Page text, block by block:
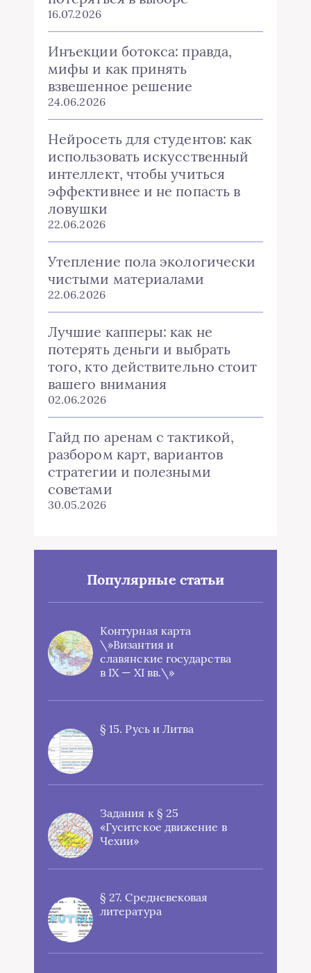
16.07.2026
Инъекции ботокса: правда,
мифы и как принять
взвешенное решение
24.06.2026
Нейросеть для студентов: как
использовать искусственный
интеллект, чтобы учиться
эффективнее и не попасть в
ловушки
22.06.2026
Утепление пола экологически
чистыми материалами
22.06.2026
Лучшие капперы: как не
потерять деньги и выбрать
того, кто действительно стоит
вашего внимания
02.06.2026
Гайд по аренам с тактикой,
разбором карт, вариантов
стратегии и полезными
советами
30.05.2026
Популярные статьи
Контурная карта
\»Византия и
славянские государства
в IX — XI вв.\»
§ 15. Русь и Литва
Задания к § 25
«Гуситское движение в
Чехии»
§ 27. Средневековая
литература